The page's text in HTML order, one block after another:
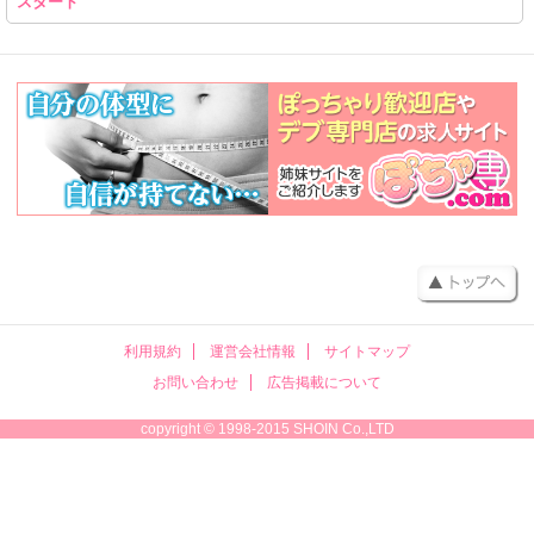
利用規約 運営会社情報
サイトマップ
お問い合わせ
広告掲載について
copyright © 1998-2015 SHOIN Co.,LTD